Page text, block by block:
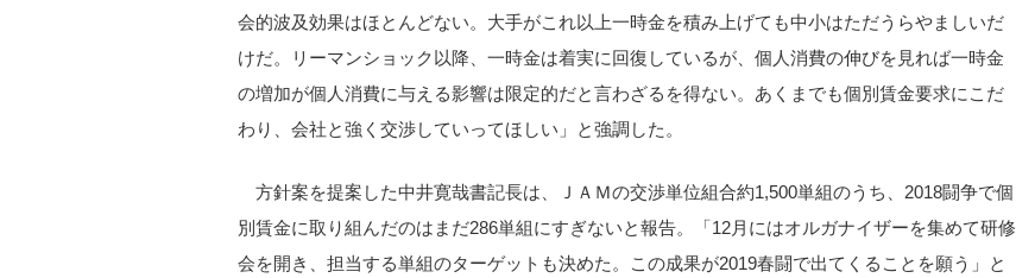
会的波及効果はほとんどない。大手がこれ以上一時金を積み上げても中小はただうらやましいだ
けだ。リーマンショック以降、一時金は着実に回復しているが、個人消費の伸びを見れば一時金
の増加が個人消費に与える影響は限定的だと言わざるを得ない。あくまでも個別賃金要求にこだ
わり、会社と強く交渉していってほしい」と強調した。
方針案を提案した中井寛哉書記長は、ＪＡＭの交渉単位組合約1,500単組のうち、2018闘争で個
別賃金に取り組んだのはまだ286単組にすぎないと報告。「12月にはオルガナイザーを集めて研修
会を開き、担当する単組のターゲットも決めた。この成果が2019春闘で出てくることを願う」と